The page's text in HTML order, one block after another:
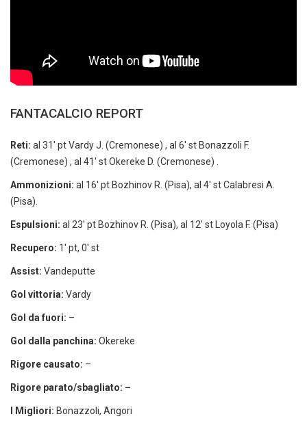
FANTACALCIO REPORT
Reti: al 31′ pt Vardy J. (Cremonese) , al 6′ st Bonazzoli F.
(Cremonese) , al 41′ st Okereke D. (Cremonese) .
Ammonizioni: al 16′ pt Bozhinov R. (Pisa), al 4′ st Calabresi A.
(Pisa).
Espulsioni: al 23′ pt Bozhinov R. (Pisa), al 12′ st Loyola F. (Pisa)
Recupero: 1′ pt, 0′ st
Assist: Vandeputte
Gol vittoria: Vardy
Gol da fuori: –
Gol dalla panchina: Okereke
Rigore causato: –
Rigore parato/sbagliato: –
I Migliori: Bonazzoli, Angori